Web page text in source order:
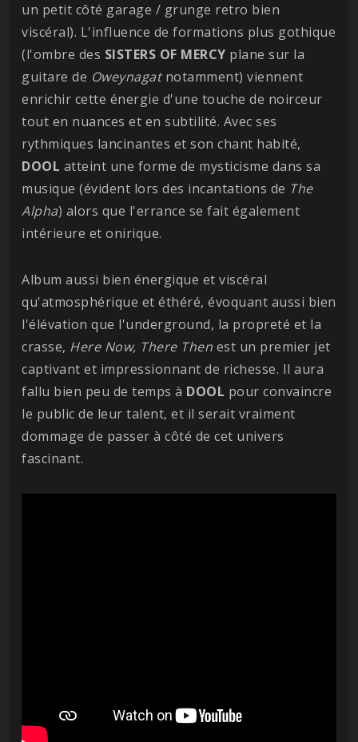
un petit côté garage / grunge retro bien
viscéral). L'influence de formations plus gothique
(l'ombre des SISTERS OF MERCY plane sur la
guitare de Oweynagatnotamment) viennent
enrichir cette énergie d'une touche de noirceur
tout en nuances et en subtilité. Avec ses
rythmiques lancinantes et son chant habité,
DOOL atteint une forme de mysticisme dans sa
musique (évident lors des incantations de The
Alpha) alors que l'errance se fait également
intérieure et onirique.
Album aussi bien énergique et viscéral
qu'atmosphérique et éthéré, évoquant aussi bien
l'élévation que l'underground, la propreté et la
crasse, Here Now, There Then est un premier jet
captivant et impressionnant de richesse. Il aura
fallu bien peu de temps à DOOL pour convaincre
le public de leur talent, et il serait vraiment
dommage de passer à côté de cet univers
fascinant.